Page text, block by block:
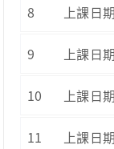
8 上課日
9 上課日
10 上課日
11 上課日